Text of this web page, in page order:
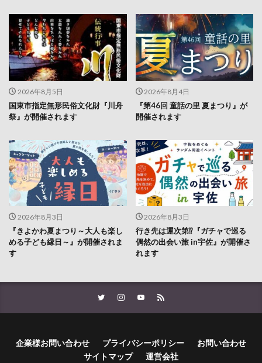
2026年8月5日
国東市指定無形民俗文化財『川舟
祭』が開催されます
2026年8月4日
『第46回 童話の里 夏まつり』が
開催されます
2026年8月3日
『きよかわ夏まつり～大人も楽し
める子ども縁日～』が開催されま
す
2026年8月3日
行き先は運次第⁉『ガチャで巡る
偶然の出会い旅 in宇佐』が開催さ
れます
企業様お問い合わせ プライバシーポリシー
お問い合わせ
サイトマップ
運営会社